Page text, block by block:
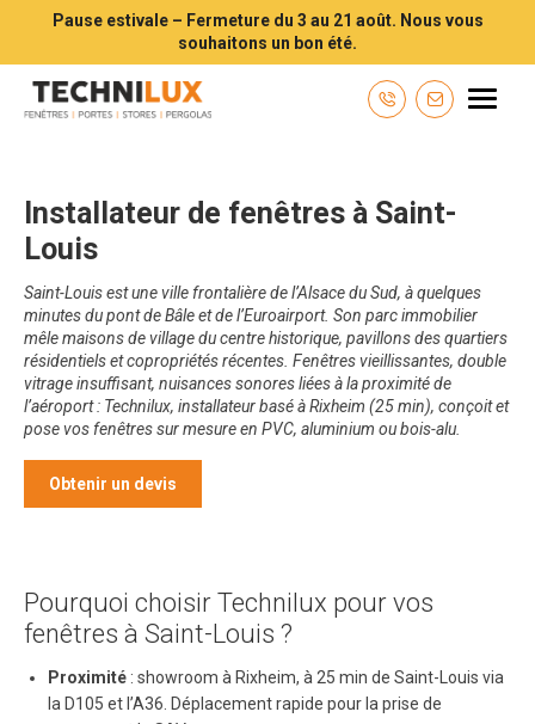
Pause estivale – Fermeture du 3 au 21 août. Nous vous
souhaitons un bon été.
Technilux TECHNILUX votre installateur de fenêtres, volets, portes
Contactez-
Menu
Installateur de fenêtres à Saint-
Louis
Saint-Louis est une ville frontalière de l’Alsace du Sud, à quelques
minutes du pont de Bâle et de l’Euroairport. Son parc immobilier
mêle maisons de village du centre historique, pavillons des quartiers
résidentiels et copropriétés récentes. Fenêtres vieillissantes, double
vitrage insuffisant, nuisances sonores liées à la proximité de
l’aéroport : Technilux, installateur basé à Rixheim (25 min), conçoit et
pose vos fenêtres sur mesure en PVC, aluminium ou bois-alu.
Obtenir un devis
Pourquoi choisir Technilux pour vos
fenêtres à Saint-Louis ?
Proximité : showroom à Rixheim, à 25 min de Saint-Louis via
la D105 et l’A36. Déplacement rapide pour la prise de